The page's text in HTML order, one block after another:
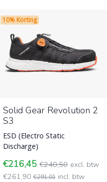
10% Korting
Solid Gear Revolution 2
S3
ESD (Electro Static
Discharge)
€216,45 €240,50 excl. btw
€261,90 €291,01 incl. btw